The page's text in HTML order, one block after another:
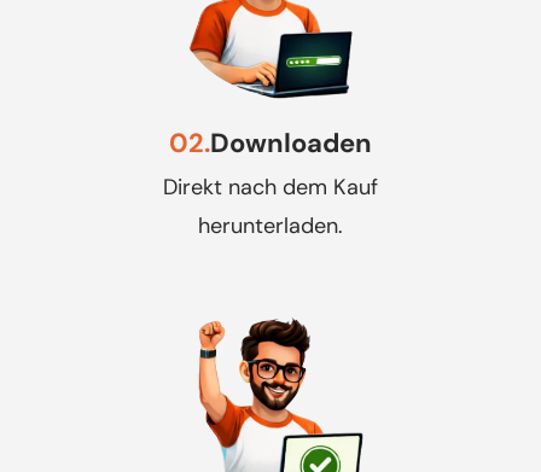
02.Downloaden
Direkt nach dem Kauf
herunterladen.